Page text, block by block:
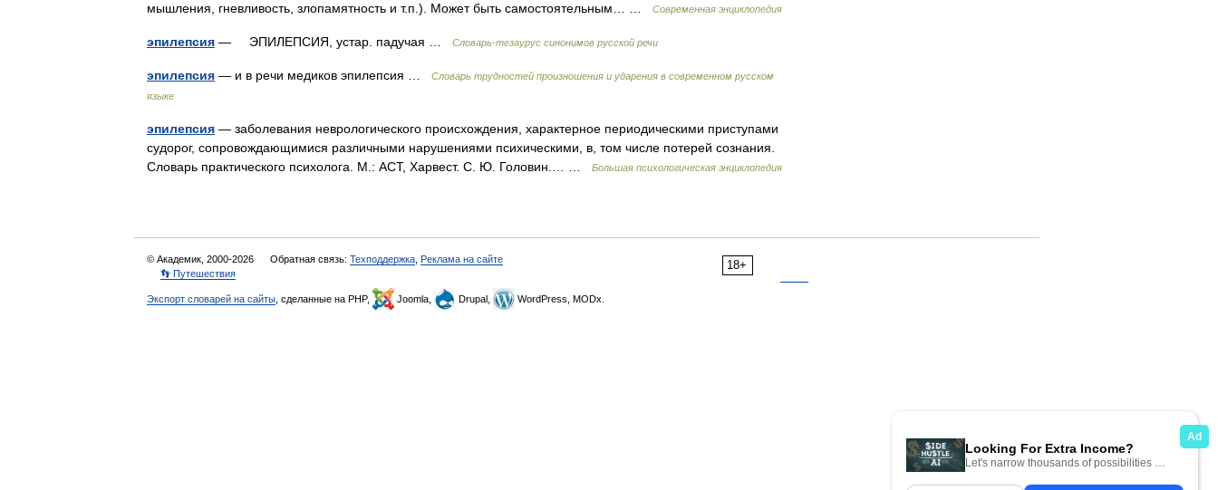
мышления, гневливость, злопамятность и т.п.). Может быть самостоятельным… …
Современная энциклопедия
эпилепсия — ЭПИЛЕПСИЯ, устар. падучая … Словарь-тезаурус синонимов русской речи
эпилепсия — и в речи медиков эпилепсия …
Словарь трудностей произношения и ударения в современном русском
языке
эпилепсия — заболевания неврологического происхождения, характерное периодическими приступами
судорог, сопровождающимися различными нарушениями психическими, в, том числе потерей сознания.
Словарь практического психолога. М.: АСТ, Харвест. С. Ю. Головин.… …
Большая психологическая энциклопедия
18+
© Академик, 2000-2026 Обратная связь: Техподдержка Реклама на сайте
👣 Путешествия
Экспорт словарей на сайты , сделанные на PHP, Joomla, Drupal, WordPress, MODx.